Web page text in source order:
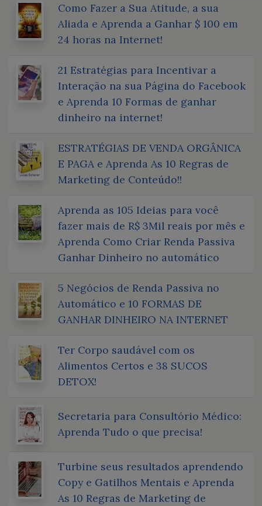
Como Fazer a Sua Atitude, a sua
Aliada e Aprenda a Ganhar $ 100 em
24 horas na Internet!
21 Estratégias para Incentivar a
Interação na sua Página do Facebook
e Aprenda 10 Formas de ganhar
dinheiro na internet!
ESTRATÉGIAS DE VENDA ORGÂNICA
E PAGA e Aprenda As 10 Regras de
Marketing de Conteúdo!!
Aprenda as 105 Ideias para você
fazer mais de R$ 3Mil reais por mês e
Aprenda Como Criar Renda Passiva
Ganhar Dinheiro no automático
5 Negócios de Renda Passiva no
Automático e 10 FORMAS DE
GANHAR DINHEIRO NA INTERNET
Ter Corpo saudável com os
Alimentos Certos e 38 SUCOS
DETOX!
Secretaria para Consultório Médico:
Aprenda Tudo o que precisa!
Turbine seus resultados aprendendo
Copy e Gatilhos Mentais e Aprenda
As 10 Regras de Marketing de